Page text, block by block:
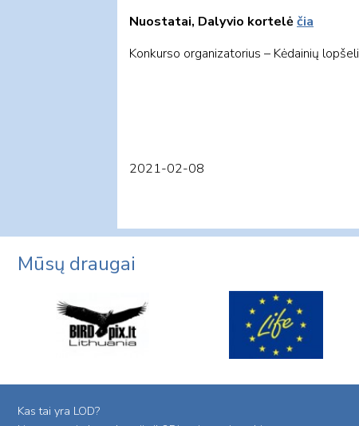
Nuostatai, Dalyvio kortelė čia
Konkurso organizatorius – Kėdainių
2021-02-08
Mūsų draugai
Kas tai yra LOD?